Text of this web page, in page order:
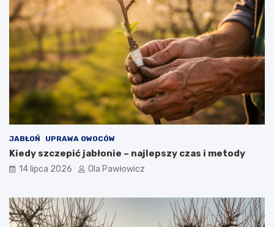
JABŁOŃ UPRAWA OWOCÓW
Kiedy szczepić jabłonie – najlepszy czas i metody
14 lipca 2026 Ola Pawłowicz